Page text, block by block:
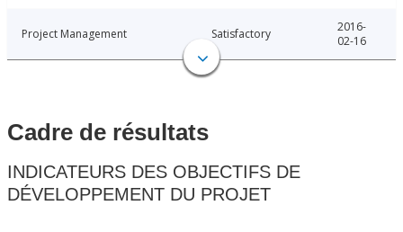
Project Management Satisfactory
2016-
02-16
Cadre de résultats
INDICATEURS DES OBJECTIFS DE
DÉVELOPPEMENT DU PROJET